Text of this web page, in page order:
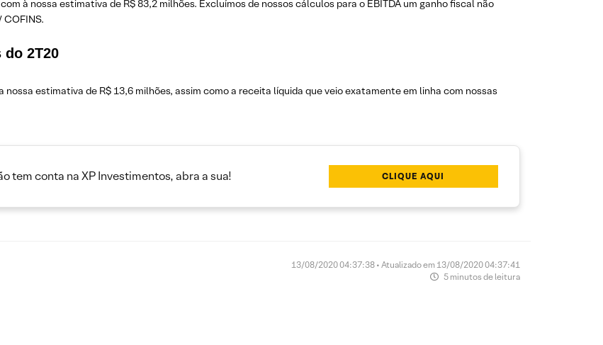
à nossa estimativa de R$ 83,2 milhões. Excluímos de nossos cálculos para o EBITDA um ganho fiscal não
2T20
nossa estimativa de R$ 13,6 milhões, assim como a receita líquida que veio exatamente em linha com nossas
tem conta na XP Investimentos, abra a sua! CLIQUE AQUI
13/08/2020 04:37:38 • Atualizado em 13/08/2020 04:37:41
5 minutos de leitura